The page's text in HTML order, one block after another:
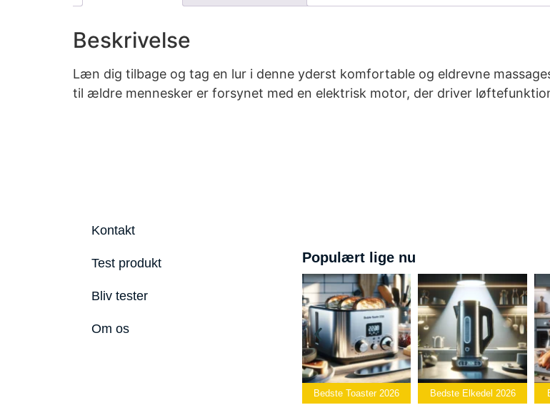
Beskrivelse
Læn dig tilbage og tag en lur i denne yderst komfortable og eldrevne
til ældre mennesker er forsynet med en elektrisk motor, der driver
Kontakt
Test produkt
Bliv tester
Om os
Populært lige nu
Bedste Elkedel 2026 Bedste Airfryer 2026